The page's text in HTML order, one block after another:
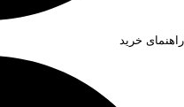
راهنمای خرید